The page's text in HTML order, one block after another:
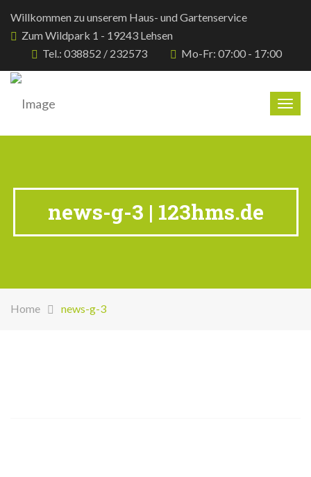
Willkommen zu unserem Haus- und Gartenservice
Zum Wildpark 1 - 19243 Lehsen
Tel.: 038852 / 232573
Mo-Fr: 07:00 - 17:00
news-g-3 | 123hms.de
Home news-g-3